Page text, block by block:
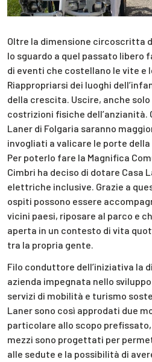
Oltre la dimensione circoscritta
lo sguardo a quel passato libero
di eventi che costellano le vite e
Riappropriarsi dei luoghi
della crescita. Uscire, anche
costrizioni fisiche dell’anzianità.
Laner di Folgaria saranno
invogliati a valicare le porte della
Per poterlo fare la Magnifica
Cimbri ha deciso di dotare Casa
elettriche inclusive. Grazie a
ospiti possono essere
vicini paesi, riposare al parco e
aperta in un contesto di vita
tra la propria gente.
Filo conduttore dell’iniziativa la
azienda impegnata nello
servizi di mobilità e turismo
Laner sono così approdati due
particolare allo scopo prefissato,
mezzi sono progettati per
alle sedute e la possibilità di